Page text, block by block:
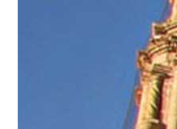
Conoce cual es el